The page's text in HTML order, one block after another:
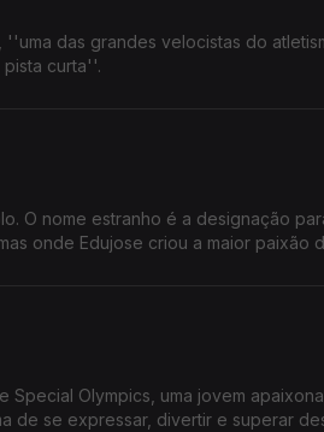
''uma das grandes velocistas do
pista curta''.
O nome estranho é a designação
onde Edujose criou a maior paixão
Special Olympics, uma jovem
de se expressar, divertir e superar